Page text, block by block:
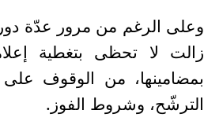
وعلى الرغم من مرور عدّة
زالت لا تحظى بتغطية
بمضامينها، من الوقوف على
الترشّح، وشروط الفوز.